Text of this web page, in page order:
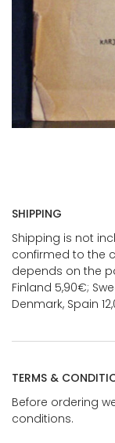
SHIPPING
Shipping is not
confirmed to the
depends on the
Finland 5,90€;
Denmark, Spain
TERMS &
Before ordering
conditions.